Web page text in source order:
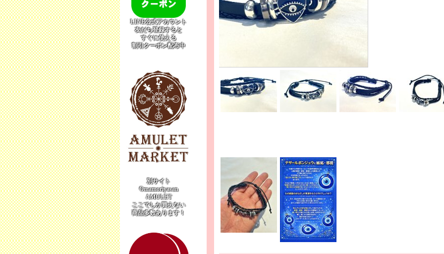
LINE公式アカウント
友だち登録すると
すぐに使える
割引クーポン配布中
別サイト
Omamoriyasan
AMULET
ここでしか買えない
商品多数あります！